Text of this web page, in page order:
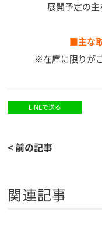
展開予定の主
■主な
※在庫に限りが
LINEで送る
< 前の記事
関連記事